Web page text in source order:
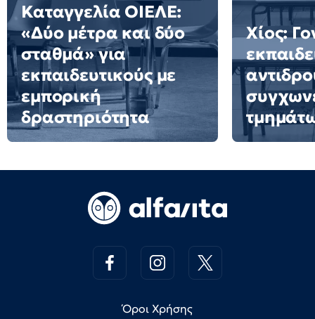
Καταγγελία ΟΙΕΛΕ:
«Δύο μέτρα και δύο
σταθμά» για
εκπαιδευτικούς με
εμπορική
δραστηριότητα
Χίος:
Όροι Χρήσης